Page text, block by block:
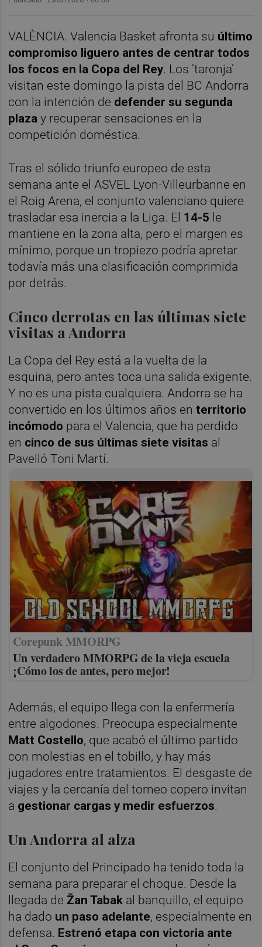
VALÈNCIA. Valencia Basket afronta su último
compromiso liguero antes de centrar todos
los focos en la Copa del Rey. Los ‘taronja’
visitan este domingo la pista del BC Andorra
con la intención de defender su segunda
plaza y recuperar sensaciones en la
competición doméstica.
Tras el sólido triunfo europeo de esta
semana ante el ASVEL Lyon-Villeurbanne en
el Roig Arena, el conjunto valenciano quiere
trasladar esa inercia a la Liga. El 14-5 le
mantiene en la zona alta, pero el margen es
mínimo, porque un tropiezo podría apretar
todavía más una clasificación comprimida
por detrás.
Cinco derrotas en las últimas siete
visitas a Andorra
La Copa del Rey está a la vuelta de la
esquina, pero antes toca una salida exigente.
Y no es una pista cualquiera. Andorra se ha
convertido en los últimos años enterritorio
incómodo para el Valencia, que ha perdido
en cinco de sus últimas siete visitas al
Pavelló Toni Martí.
Corepunk MMORPG
Un verdadero MMORPG de la vieja escuela
¡Cómo los de antes, pero mejor!
Además, el equipo llega con la enfermería
entre algodones. Preocupa especialmente
Matt Costello, que acabó el último partido
con molestias en el tobillo, y hay más
jugadores entre tratamientos. El desgaste de
viajes y la cercanía del torneo copero invitan
a gestionar cargas y medir esfuerzos.
Un Andorra al alza
El conjunto del Principado ha tenido toda la
semana para preparar el choque. Desde la
llegada deŽan Tabak al banquillo, el equipo
ha dado un paso adelante, especialmente en
defensa. Estrenó etapa con victoria ante